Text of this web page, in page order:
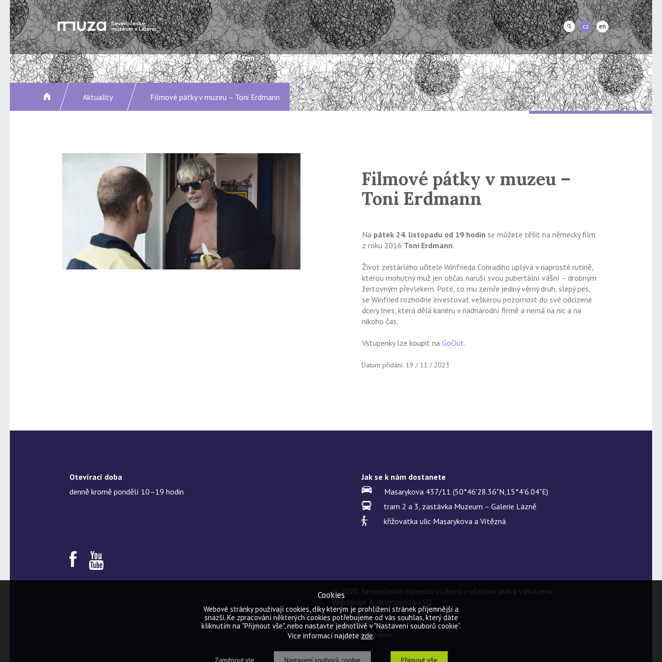
cz en
Aktuality Muzeum Akce Dětem Knihovna Publikační činnost Média Služby E-shop Kontakty
Aktuality Filmové pátky v muzeu – Toni Erdmann
Filmové pátky v muzeu –
Toni Erdmann
Na pátek 24. listopadu od 19 hodin se můžete těšit na německý film
z roku 2016 Toni Erdmann.
Život zestárlého učitele Winfrieda Conradiho uplývá v naprosté rutině,
kterou mohutný muž jen občas naruší svou pubertální vášní – drobným
žertovným převlekem. Poté, co mu zemře jediný věrný druh, slepý pes,
se Winfried rozhodne investovat veškerou pozornost do své odcizené
dcery Ines, která dělá kariéru v nadnárodní firmě a nemá na nic a na
nikoho čas.
Vstupenky lze koupit na GoOut.
Datum přidání: 19 / 11 / 2023
Otevírací doba
denně kromě pondělí 10–19 hodin
Jak se k nám dostanete
Masarykova 437/11 (50°46'28.36"N,15°4'6.04"E)
tram 2 a 3, zastávka Muzeum – Galerie Lázně
křižovatka ulic Masarykova a Vítězná
© 2020, Severočeské muzeum v Liberci – všechna práva vyhrazena
Webdesign & developed by 5Q
Původní web
Nastavení cookies
Cookies
Webové stránky používají cookies, díky kterým je prohlížení stránek příjemnější a
snazší. Ke zpracování některých cookies potřebujeme od vás souhlas, který dáte
kliknutím na "Přijmout vše", nebo nastavte jednotlivě v "Nastavení souborů cookie“.
Více informací najdetezde.
Zamítnout vše Nastavení souborů cookie Přijmout vše